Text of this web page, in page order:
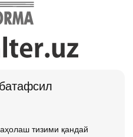
тизими қандай